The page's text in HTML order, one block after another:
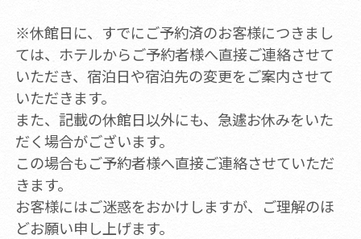
※休館日に、すでにご予約済のお客様につきまし
ては、ホテルからご予約者様へ直接ご連絡させて
いただき、宿泊日や宿泊先の変更をご案内させて
いただきます。
また、記載の休館日以外にも、急遽お休みをいた
だく場合がございます。
この場合もご予約者様へ直接ご連絡させていただ
きます。
お客様にはご迷惑をおかけしますが、ご理解のほ
どお願い申し上げます。